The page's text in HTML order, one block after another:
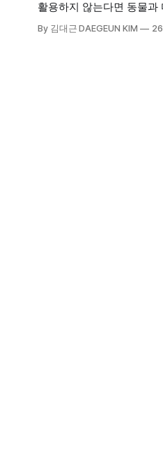
활용하지 않는다면 동물과
동물도 마찬가지이고, 생존
By 김대근 DAEGEUN KIM